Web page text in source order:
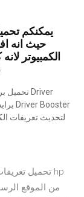
يمكنكم
الكمبيوتر
من الموقع